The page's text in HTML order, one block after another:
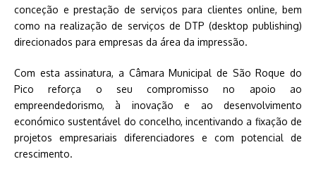
conceção e prestação de serviços para clientes online, bem
como na realização de serviços de DTP (desktop publishing)
direcionados para empresas da área da impressão.
Com esta assinatura, a Câmara Municipal de São Roque do
Pico reforça o seu compromisso no apoio ao
empreendedorismo, à inovação e ao desenvolvimento
económico sustentável do concelho, incentivando a fixação de
projetos empresariais diferenciadores e com potencial de
crescimento.